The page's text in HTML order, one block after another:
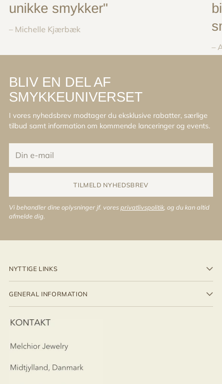
unikke smykker"
– Michelle Kjærbæk
–
BLIV EN DEL AF
SMYKKEUNIVERSET
I vores nyhedsbrev modtager du eksklusive rabatter, særlige
tilbud samt information om kommende lanceringer og events.
e-
mail
TILMELD NYHEDSBREV
Vi behandler dine oplysninger jf. voresprivatlivspolitik , og du kan altid
afmelde dig.
NYTTIGE LINKS
GENERAL INFORMATION